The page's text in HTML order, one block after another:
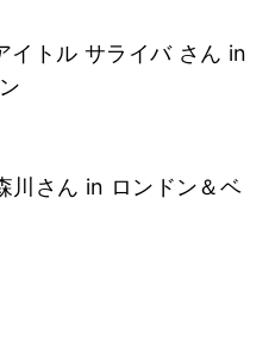
イトル サライバ さん in
川さん in ロンドン＆ベ